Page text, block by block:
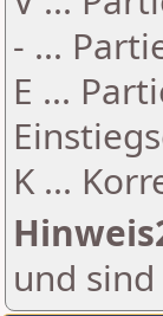
- ...
E ...
K ...
und